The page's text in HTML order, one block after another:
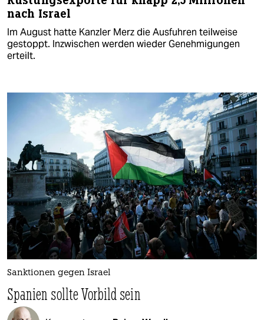
nach Israel
Im August hatte Kanzler Merz die Ausfuhren teilweise
gestoppt. Inzwischen werden wieder Genehmigungen
erteilt.
Sanktionen gegen Israel
Spanien sollte Vorbild sein